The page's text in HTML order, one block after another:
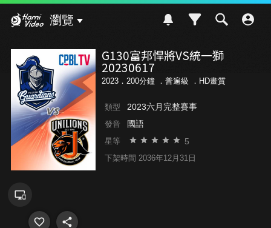
瀏覽
G130富邦悍將VS統一獅
20230617
2023．200分鐘 ． 普遍級 ．HD畫質
類型 2023六月完整賽事
發音 國語
星等 5
下架時間 2036年12月31日